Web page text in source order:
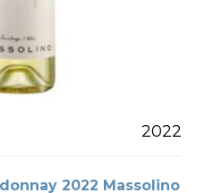
2022
2022 Massolino